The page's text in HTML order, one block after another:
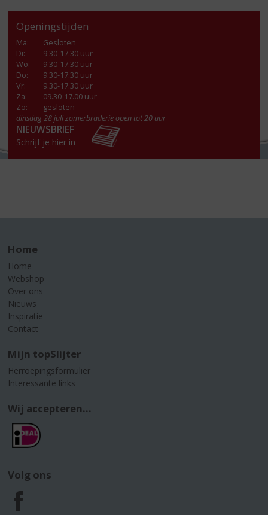
Openingstijden
Ma:
Gesloten
Di:
9.30-17.30 uur
Wo:
9.30-17.30 uur
Do:
9.30-17.30 uur
Vr:
9.30-17.30 uur
Za:
09.30-17.00 uur
Zo:
gesloten
dinsdag 28 juli zomerbraderie open tot 20 uur
NIEUWSBRIEF
Schrijf je hier in
Home
Home
Webshop
Over ons
Nieuws
Inspiratie
Contact
Mijn topSlijter
Herroepingsformulier
Interessante links
Wij accepteren...
Volg ons
F